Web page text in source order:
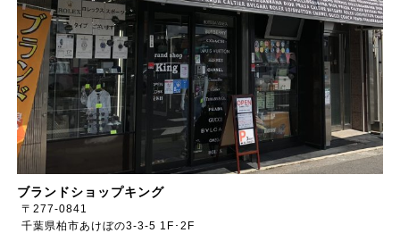
ブランドショップキング
〒277-0841
千葉県柏市あけぼの3-3-5 1F･2F